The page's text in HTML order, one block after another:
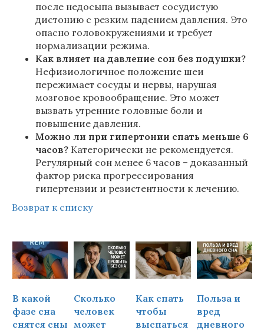
после недосыпа вызывает сосудистую
дистонию с резким падением давления. Это
опасно головокружениями и требует
нормализации режима.
Как влияет на давление сон без подушки?
Нефизиологичное положение шеи
пережимает сосуды и нервы, нарушая
мозговое кровообращение. Это может
вызвать утренние головные боли и
повышение давления.
Можно ли при гипертонии спать меньше 6
часов? Категорически не рекомендуется.
Регулярный сон менее 6 часов – доказанный
фактор риска прогрессирования
гипертензии и резистентности к лечению.
Возврат к списку
В какой
фазе сна
снятся сны
Сколько
человек
может
Как спать
чтобы
выспаться
Польза и
вред
дневного